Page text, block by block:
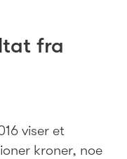
fra
viser et
kroner, noe